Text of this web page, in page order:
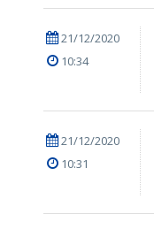
21/12/2020
10:34
21/12/2020
10:31